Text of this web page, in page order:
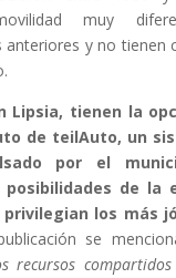
muy
anteriores y no tienen
Lipsia, tienen la
de teilAuto, un
por el
de la
los más
se
recursos